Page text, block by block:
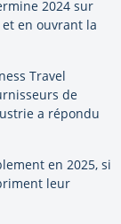
2024 sur
en ouvrant la
Travel
de
a répondu
en 2025, si
leur